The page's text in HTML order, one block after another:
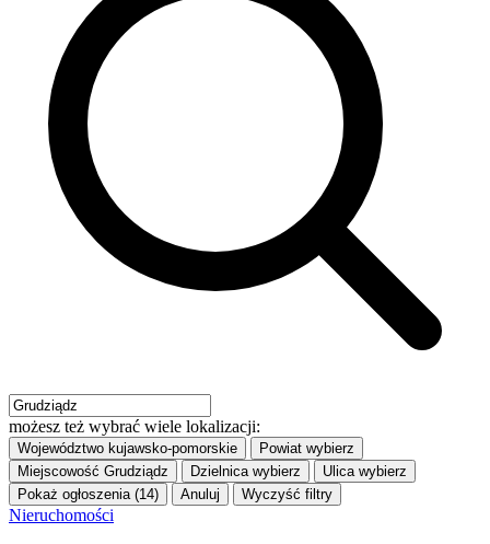
możesz też wybrać wiele lokalizacji:
Województwo kujawsko-pomorskie Powiat wybierz
Miejscowość Grudziądz Dzielnica wybierz Ulica wybierz
Pokaż ogłoszenia (14)
Anuluj Wyczyść filtry
Nieruchomości